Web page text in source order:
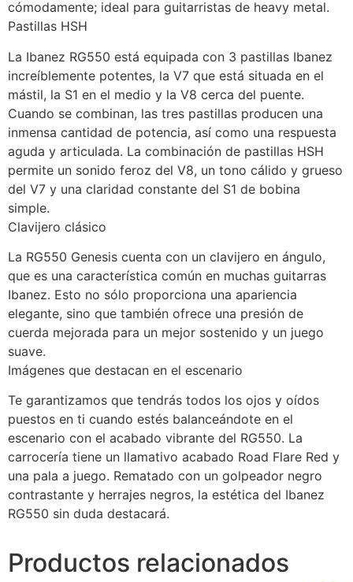
cómodamente; ideal para guitarristas de heavy metal.
Pastillas HSH
La Ibanez RG550 está equipada con 3 pastillas Ibanez
increíblemente potentes, la V7 que está situada en el
mástil, la S1 en el medio y la V8 cerca del puente.
Cuando se combinan, las tres pastillas producen una
inmensa cantidad de potencia, así como una respuesta
aguda y articulada. La combinación de pastillas HSH
permite un sonido feroz del V8, un tono cálido y grueso
del V7 y una claridad constante del S1 de bobina
simple.
Clavijero clásico
La RG550 Genesis cuenta con un clavijero en ángulo,
que es una característica común en muchas guitarras
Ibanez. Esto no sólo proporciona una apariencia
elegante, sino que también ofrece una presión de
cuerda mejorada para un mejor sostenido y un juego
suave.
Imágenes que destacan en el escenario
Te garantizamos que tendrás todos los ojos y oídos
puestos en ti cuando estés balanceándote en el
escenario con el acabado vibrante del RG550. La
carrocería tiene un llamativo acabado Road Flare Red y
una pala a juego. Rematado con un golpeador negro
contrastante y herrajes negros, la estética del Ibanez
RG550 sin duda destacará.
Productos relacionados